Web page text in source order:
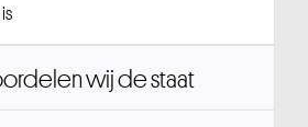
wij de staat